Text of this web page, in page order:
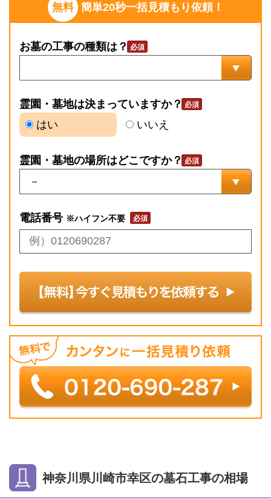
無料 簡単20秒一括見積もり依頼！
お墓の工事の種類は？
霊園・墓地は決まっていますか？
はい
いいえ
霊園・墓地の場所はどこですか？
電話番号 ※ハイフン不要
神奈川県川崎市幸区の墓石工事の相場